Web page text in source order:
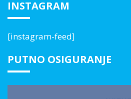
INSTAGRAM
[instagram-feed]
PUTNO OSIGURANJE